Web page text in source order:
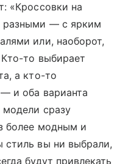
«Кроссовки на
разными — с ярким
или, наоборот,
то выбирает
а кто-то
и оба варианта
модели сразу
более модным и
вы ни выбрали,
будут привлекать